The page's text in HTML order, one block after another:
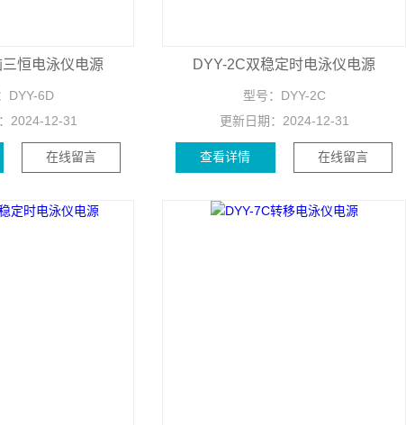
恒电泳仪电源
DYY-6D
2024-12-31
在线留言
DYY-2C双稳定时电泳仪电源
型号： DYY-2C
更新日期： 2024-12-31
查看详情 在线留言